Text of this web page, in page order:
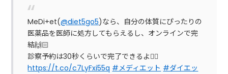
MeDi+et(@diet5go5)なら、自分の体質にぴったりの
医薬品を医師に処方してもらえるし、オンラインで完
結🙌🏻
診察予約は30秒くらいで完了できるよ👇🏻
https://t.co/c7LyFxi55q #メディエット #ダイエッ